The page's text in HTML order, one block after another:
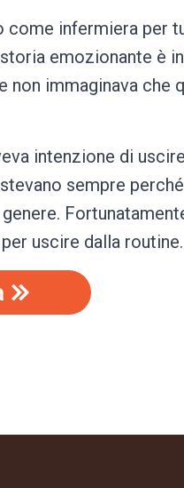
come infermiera per
emozionante è
immaginava che
intenzione di
sempre perché
uscire dalla routine.